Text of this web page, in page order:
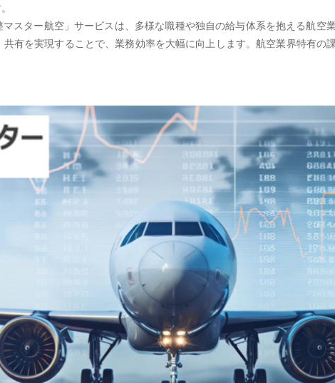
スター航空」サービスは、多様な職種や独自の給与体系を抱える航
有を実現することで、業務効率を大幅に向上します。航空業界特有